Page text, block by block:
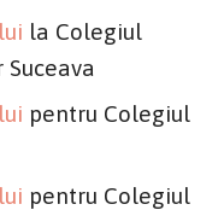
la Colegiul
pentru Colegiul
pentru Colegiul